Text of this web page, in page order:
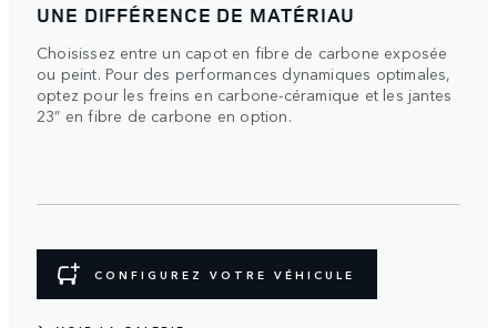
UNE DIFFÉRENCE DE MATÉRIAU
Choisissez entre un capot en fibre de carbone exposée
ou peint. Pour des performances dynamiques optimales,
optez pour les freins en carbone-céramique et les jantes
23” en fibre de carbone en option.
CONFIGUREZ VOTRE VÉHICULE